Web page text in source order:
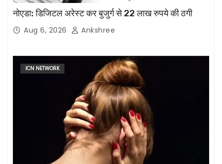
नोएडा: डिजिटल अरेस्ट कर बुजुर्ग से 22 लाख रुपये की ठगी
Aug 6, 2026 Ankshree
ICN NETWORK